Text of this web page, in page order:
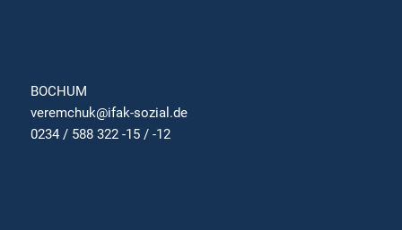
BOCHUM
veremchuk@ifak-sozial.de
0234 / 588 322 -15 / -12